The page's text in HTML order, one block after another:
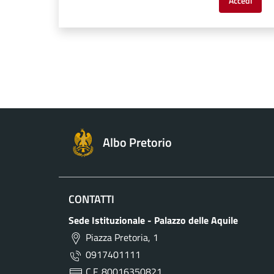
Albo Pretorio
CONTATTI
Sede Istituzionale - Palazzo delle Aquile
Piazza Pretoria, 1
0917401111